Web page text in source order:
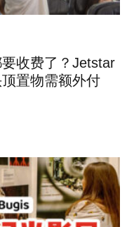
收费了？Jetstar
置物需额外付